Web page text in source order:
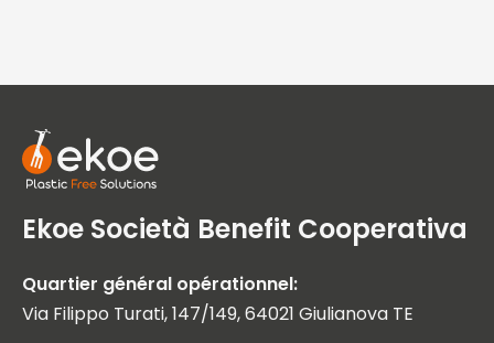
Ekoe Società Benefit Cooperativa
Quartier général opérationnel:
Via Filippo Turati, 147/149, 64021 Giulianova TE